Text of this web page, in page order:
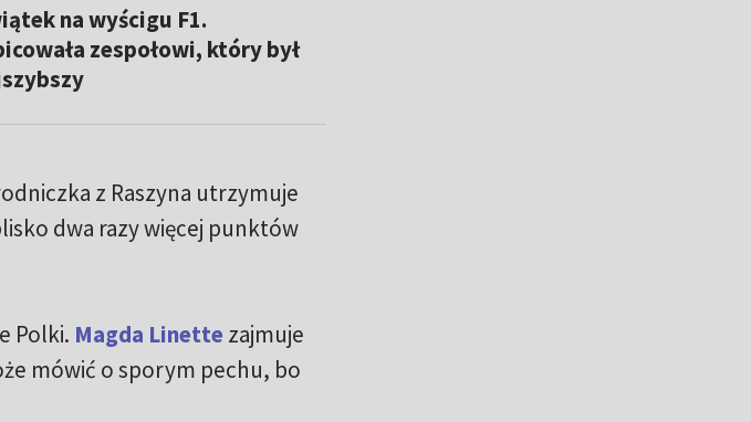
na wyścigu F1.
zespołowi, który był
z Raszyna utrzymuje
dwa razy więcej punktów
Polki. Magda Linette zajmuje
mówić o sporym pechu, bo